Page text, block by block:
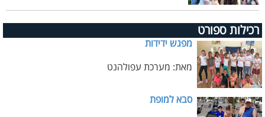
רכילות ספורט
מפגש ידידות
מאת: מערכת עפולהנט
סבא למופת